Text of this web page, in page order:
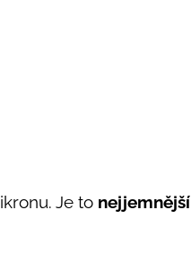
Je to nejjemnější